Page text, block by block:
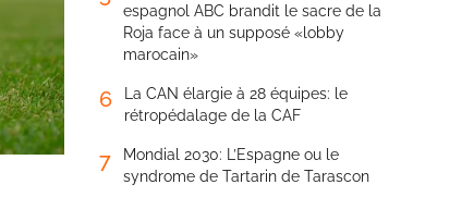
espagnol ABC brandit le sacre de la
Roja face à un supposé «lobby
marocain»
6
La CAN élargie à 28 équipes: le
rétropédalage de la CAF
7
Mondial 2030: L’Espagne ou le
syndrome de Tartarin de Tarascon